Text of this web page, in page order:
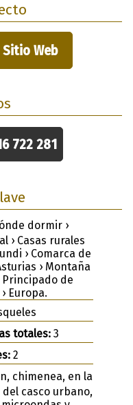
Sitio Web
722 281
dormir ›
› Casas rurales
› Comarca de
› Montaña
Principado de
Europa.
totales:3
2
chimenea, en la
casco urbano,